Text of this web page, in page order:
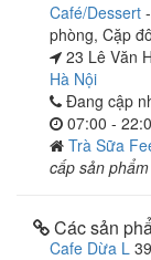
Café/Dessert -
phòng, Cặp
23 Lê Văn
Hà Nội
Đang cập
07:00 -
Trà Sữa
cấp sản
Các sản
Cafe Dừa L